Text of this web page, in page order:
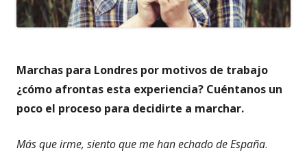
Marchas para Londres por motivos de trabajo
¿cómo afrontas esta experiencia? Cuéntanos un
poco el proceso para decidirte a marchar.
Más que irme, siento que me han echado de España.